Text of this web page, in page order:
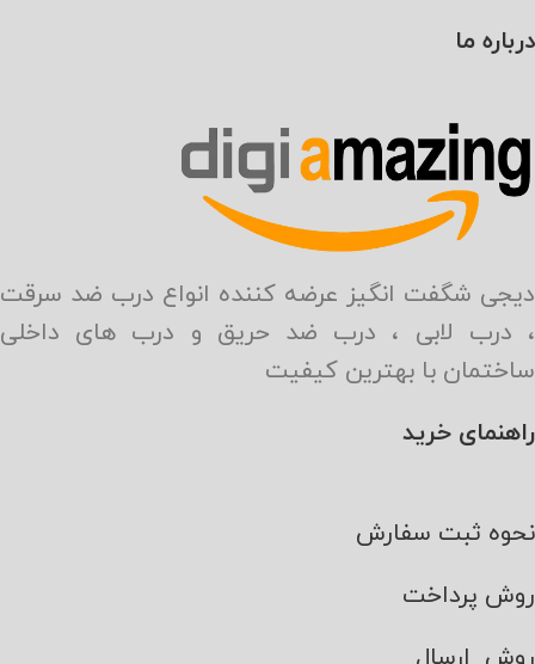
درباره ما
دیجی شگفت انگیز عرضه کننده انواع درب ضد سرقت
، درب لابی ، درب ضد حریق و درب های داخلی
ساختمان با بهترین کیفیت
راهنمای خرید
نحوه ثبت سفارش
روش پرداخت